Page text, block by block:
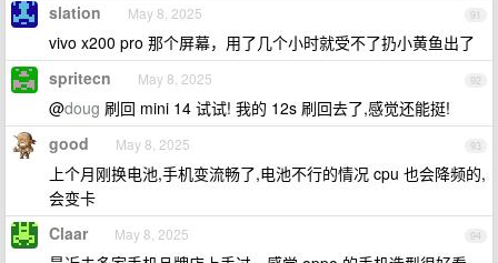
91
slation May 8, 2025
vivo x200 pro 那个屏幕，用了几个小时就受不了扔小黄鱼出了
92
spritecn May 8, 2025
@doug 刷回 mini 14 试试! 我的 12s 刷回去了,感觉还能挺!
93
good May 8, 2025
上个月刚换电池,手机变流畅了,电池不行的情况 cpu 也会降频的,
会变卡
94
Claar May 8, 2025